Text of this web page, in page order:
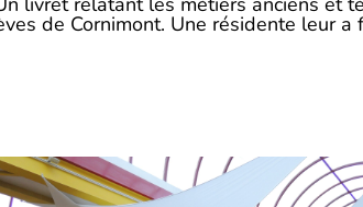
de Cornimont. Une résidente leur